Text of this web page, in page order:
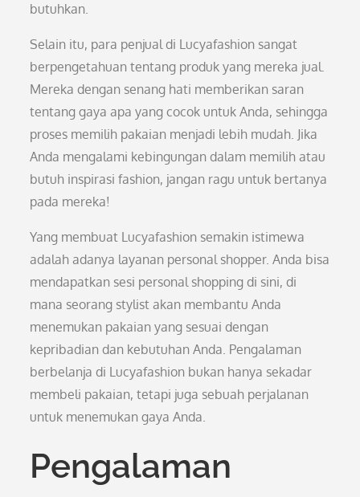
butuhkan.
Selain itu, para penjual di Lucyafashion sangat
berpengetahuan tentang produk yang mereka jual.
Mereka dengan senang hati memberikan saran
tentang gaya apa yang cocok untuk Anda, sehingga
proses memilih pakaian menjadi lebih mudah. Jika
Anda mengalami kebingungan dalam memilih atau
butuh inspirasi fashion, jangan ragu untuk bertanya
pada mereka!
Yang membuat Lucyafashion semakin istimewa
adalah adanya layanan personal shopper. Anda bisa
mendapatkan sesi personal shopping di sini, di
mana seorang stylist akan membantu Anda
menemukan pakaian yang sesuai dengan
kepribadian dan kebutuhan Anda. Pengalaman
berbelanja di Lucyafashion bukan hanya sekadar
membeli pakaian, tetapi juga sebuah perjalanan
untuk menemukan gaya Anda.
Pengalaman